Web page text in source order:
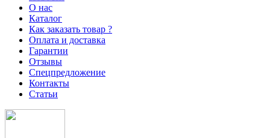
О нас
Каталог
Как заказать товар ?
Оплата и доставка
Гарантии
Отзывы
Спецпредложение
Контакты
Статьи